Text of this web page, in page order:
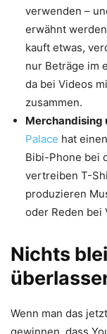
verwenden –
erwähnt
kauft etwas,
nur Beträge im
da bei Videos
zusammen.
Merchandising
Palace hat
Bibi-Phone bei
vertreiben T-
produzieren
oder Reden bei
Nichts
Wenn man das